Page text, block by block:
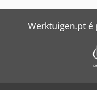
Werktuigen.pt